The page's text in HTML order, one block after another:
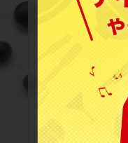
吉祥寺Berry coco（ベ
東京都武蔵野市吉祥寺南
https://berrycoco.owst.jp/
お